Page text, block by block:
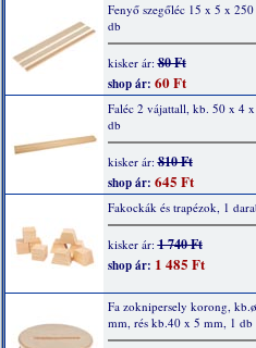
Fenyő szegőléc 15 x 5 x
db
kisker ár:80 Ft
shop ár: 60 Ft
Faléc 2 vájattall, kb. 50 x 4
db
kisker ár:810 Ft
shop ár: 645 Ft
Fakockák és trapézok, 1
kisker ár:1 740 Ft
shop ár: 1 485 Ft
Fa zoknipersely korong,
mm, rés kb.40 x 5 mm, 1 db